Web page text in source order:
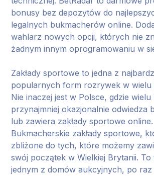
bonusy bez depozytów do
legalnych bukmacherów online.
wahlarz nowych opcji, których nie
żadnym innym oprogramowaniu w
Zakłady sportowe to jedna z
popularnych form rozrywek w wielu
Nie inaczej jest w Polsce, gdzie
przynajmniej okazjonalnie odwiedza
lub zawiera zakłady sportowe online.
Bukmacherskie zakłady sportowe,
zbliżone do tych, które możemy
swój początek w Wielkiej Brytanii.
jednym z domów aukcyjnych, po